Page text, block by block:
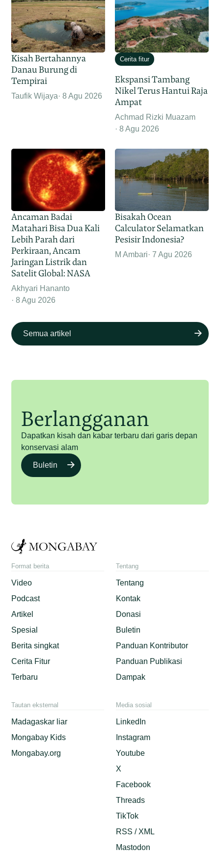
Kisah Bertahannya
Danau Burung di
Tempirai
Taufik Wijaya 8 Agu 2026
Cerita fitur
Ekspansi Tambang
Nikel Terus Hantui Raja
Ampat
Achmad Rizki Muazam
8 Agu 2026
Ancaman Badai
Matahari Bisa Dua Kali
Lebih Parah dari
Perkiraan, Ancam
Jaringan Listrik dan
Satelit Global: NASA
Akhyari Hananto
8 Agu 2026
Bisakah Ocean
Calculator Selamatkan
Pesisir Indonesia?
M Ambari 7 Agu 2026
Semua artikel
Berlangganan
Dapatkan kisah dan kabar terbaru dari garis depan
konservasi alam
Buletin
Format berita
Video
Podcast
Artikel
Spesial
Berita singkat
Cerita Fitur
Terbaru
Tentang
Tentang
Kontak
Donasi
Buletin
Panduan Kontributor
Panduan Publikasi
Dampak
Tautan eksternal
Madagaskar liar
Mongabay Kids
Mongabay.org
Media sosial
LinkedIn
Instagram
Youtube
X
Facebook
Threads
TikTok
RSS / XML
Mastodon